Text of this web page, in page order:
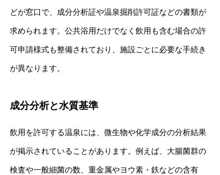
どが窓口で、成分分析証や温泉掘削許可証などの書類が
求められます。公共浴用だけでなく飲用も含む場合の許
可申請様式も整備されており、施設ごとに必要な手続き
が異なります。
成分分析と水質基準
飲用を許可する温泉には、微生物や化学成分の分析結果
が掲示されていることがあります。例えば、大腸菌群の
検査や一般細菌の数、重金属やヨウ素・鉄などの含有